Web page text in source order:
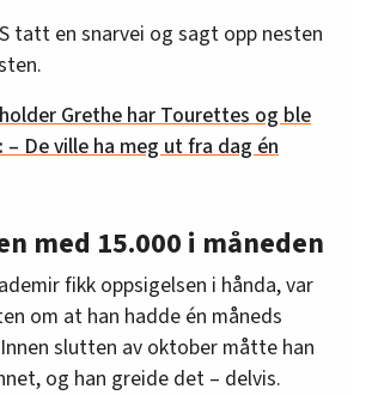
tatt en snarvei og sagt opp nesten
Grethe har Tourettes og ble
– De ville ha meg ut fra dag én
med 15.000 i måneden
fikk oppsigelsen i hånda, var
om at han hadde én måneds
slutten av oktober måtte han
og han greide det – delvis.